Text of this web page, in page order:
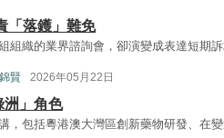
「落鑊」難免
組織的業界諮詢會，卻演變成表達短期
賢 2026年05月22日
洲」角色
，包括粵港澳大灣區創新藥物研發、在